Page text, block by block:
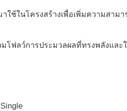
ในโครงสร้างเพื่อเพิ่มความสาม
ฟลว์การประมวลผลที่ทรงพลังและ